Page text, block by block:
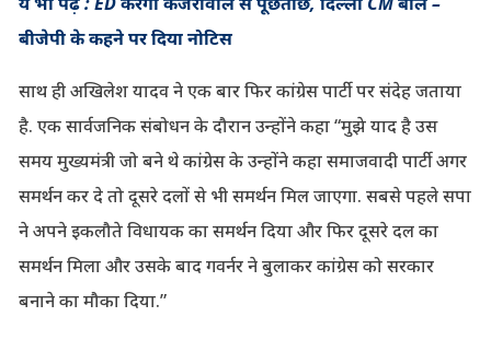
बीजेपी के कहने पर दिया नोटिस
साथ ही अखिलेश यादव ने एक बार फिर कांग्रेस पार्टी पर संदेह जताया
है. एक सार्वजनिक संबोधन के दौरान उन्होंने कहा“मुझे याद है उस
समय मुख्यमंत्री जो बने थे कांग्रेस के उन्होंने कहा समाजवादी पार्टी अगर
समर्थन कर दे तो दूसरे दलों से भी समर्थन मिल जाएगा. सबसे पहले सपा
ने अपने इकलौते विधायक का समर्थन दिया और फिर दूसरे दल का
समर्थन मिला और उसके बाद गवर्नर ने बुलाकर कांग्रेस को सरकार
बनाने का मौका दिया.”